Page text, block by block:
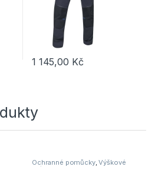
Možnosti lze vybrat na stránce
1 145,00 Kč
Tento produkt má více
Ochranné pomůcky,Výškové